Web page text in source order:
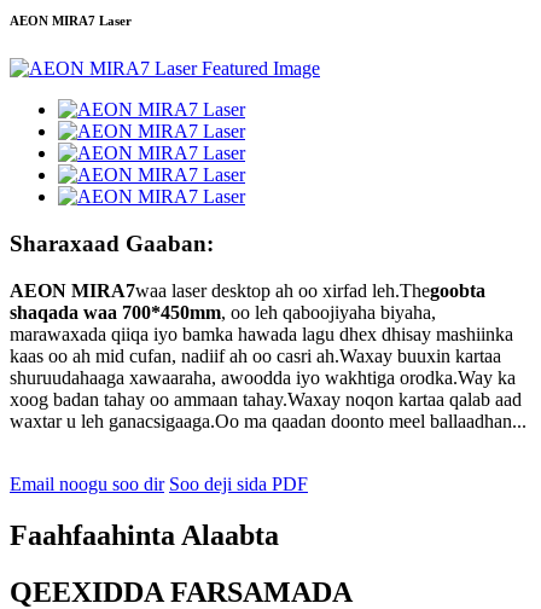
AEON MIRA7 Laser
Sharaxaad Gaaban:
AEON MIRA7waa laser desktop ah oo xirfad leh.Thegoobta
shaqada waa 700*450mm, oo leh qaboojiyaha biyaha,
marawaxada qiiqa iyo bamka hawada lagu dhex dhisay mashiinka
kaas oo ah mid cufan, nadiif ah oo casri ah.Waxay buuxin kartaa
shuruudahaaga xawaaraha, awoodda iyo wakhtiga orodka.Way ka
xoog badan tahay oo ammaan tahay.Waxay noqon kartaa qalab aad
waxtar u leh ganacsigaaga.Oo ma qaadan doonto meel ballaadhan...
Email noogu soo dir Soo deji sida PDF
Faahfaahinta Alaabta
QEEXIDDA FARSAMADA